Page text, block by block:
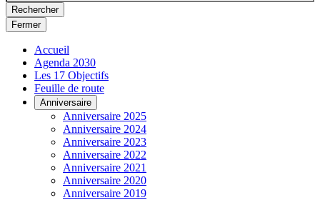
Rechercher
Fermer
Accueil
Agenda 2030
Les 17 Objectifs
Feuille de route
Anniversaire
Anniversaire 2025
Anniversaire 2024
Anniversaire 2023
Anniversaire 2022
Anniversaire 2021
Anniversaire 2020
Anniversaire 2019